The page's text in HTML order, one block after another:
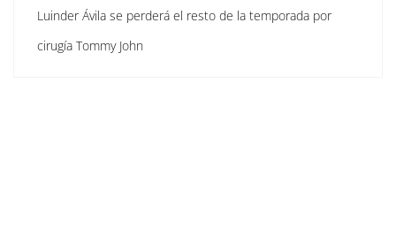
Luinder Ávila se perderá el resto de la temporada por
cirugía Tommy John